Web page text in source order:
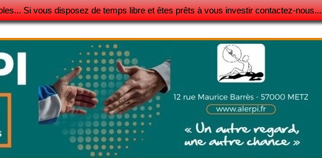
Si vous disposez de temps libre et êtes prêts à vous investir contactez-nous...